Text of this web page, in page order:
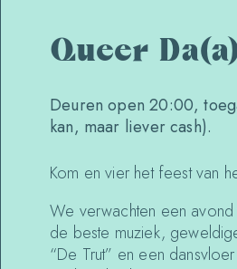
Queer
Deuren open 20:00,
kan, maar liever cash).
Kom en vier het feest van
We verwachten een
de beste muziek,
“De Trut” en een